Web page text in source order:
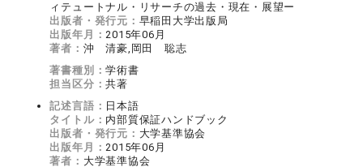
ィテュートナル・リサーチの過去・現在・展望ー
出版者・発行元： 早稲田大学出版局
出版年月：2015年06月
著者： 沖 清豪,岡田 聡志
著書種別：学術書
担当区分：共著
記述言語： 日本語
タイトル： 内部質保証ハンドブック
出版者・発行元： 大学基準協会
出版年月：2015年06月
著者： 大学基準協会